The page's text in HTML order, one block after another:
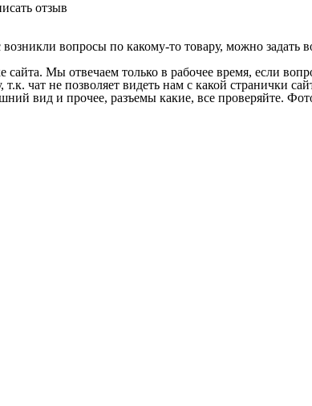
отзыв
вопросы по какому-то товару, можно задать
Мы отвечаем только в рабочее время, если
чат не позволяет видеть нам с какой странички
вид и прочее, разъемы какие, все проверяйте.